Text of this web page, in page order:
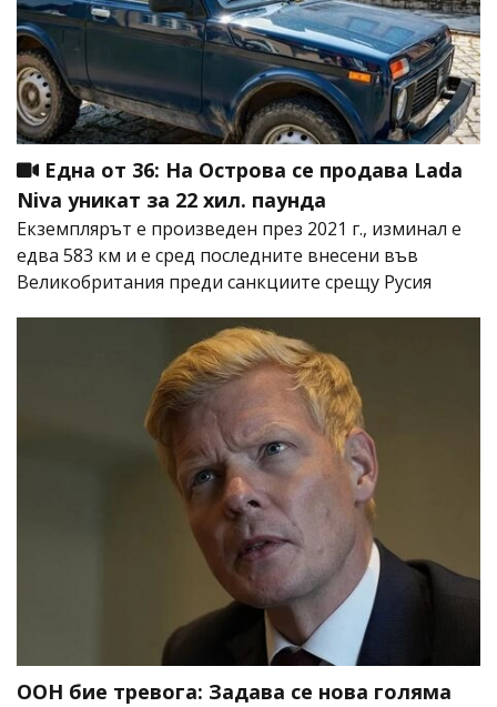
Една от 36: На Острова се продава Lada
Niva уникат за 22 хил. паунда
Екземплярът е произведен през 2021 г., изминал е
едва 583 км и е сред последните внесени във
Великобритания преди санкциите срещу Русия
ООН бие тревога: Задава се нова голяма